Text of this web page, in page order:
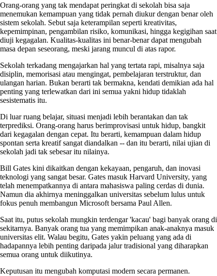
Orang-orang yang tak mendapat peringkat di sekolah bisa saja
menemukan kemampuan yang tidak pernah diukur dengan benar oleh
sistem sekolah. Sebut saja keterampilan seperti kreativitas,
kepemimpinan, pengambilan risiko, komunikasi, hingga kegigihan saat
diuji kegagalan. Kualitas-kualitas ini benar-benar dapat mengubah
masa depan seseorang, meski jarang muncul di atas rapor.
Sekolah terkadang mengajarkan hal yang tertata rapi, misalnya saja
disiplin, memorisasi atau mengingat, pembelajaran terstruktur, dan
ulangan harian. Bukan berarti tak bermakna, kendati demikian ada hal
penting yang terlewatkan dari ini semua yakni hidup tidaklah
sesistematis itu.
Di luar ruang belajar, situasi menjadi lebih berantakan dan tak
terprediksi. Orang-orang harus berimprovisasi untuk hidup, bangkit
dari kegagalan dengan cepat. Itu berarti, kemampuan dalam hidup
spontan serta kreatif sangat diandalkan -- dan itu berarti, nilai ujian di
sekolah jadi tak sebesar itu nilainya.
Bill Gates kini dikaitkan dengan kekayaan, pengaruh, dan inovasi
teknologi yang sangat besar. Gates masuk Harvard University, yang
telah menempatkannya di antara mahasiswa paling cerdas di dunia.
Namun dia akhirnya meninggalkan universitas sebelum lulus untuk
fokus penuh membangun Microsoft bersama Paul Allen.
Saat itu, putus sekolah mungkin terdengar 'kacau' bagi banyak orang di
sekitarnya. Banyak orang tua yang memimpikan anak-anaknya masuk
universitas elit. Walau begitu, Gates yakin peluang yang ada di
hadapannya lebih penting daripada jalur tradisional yang diharapkan
semua orang untuk diikutinya.
Keputusan itu mengubah komputasi modern secara permanen.